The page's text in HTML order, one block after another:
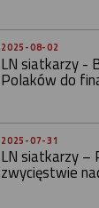
2025-08-02
LN siatkarzy -
Polaków do
2025-07-31
LN siatkarzy –
zwycięstwie